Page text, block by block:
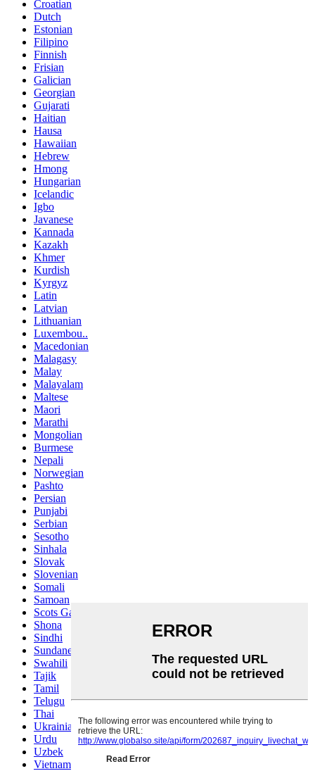
Croatian
Dutch
Estonian
Filipino
Finnish
Frisian
Galician
Georgian
Gujarati
Haitian
Hausa
Hawaiian
Hebrew
Hmong
Hungarian
Icelandic
Igbo
Javanese
Kannada
Kazakh
Khmer
Kurdish
Kyrgyz
Latin
Latvian
Lithuanian
Luxembou..
Macedonian
Malagasy
Malay
Malayalam
Maltese
Maori
Marathi
Mongolian
Burmese
Nepali
Norwegian
Pashto
Persian
Punjabi
Serbian
Sesotho
Sinhala
Slovak
Slovenian
Somali
Samoan
Scots Gaelic
Shona
Sindhi
Sundanese
Swahili
Tajik
Tamil
Telugu
Thai
Ukrainian
Urdu
Uzbek
Vietnamese